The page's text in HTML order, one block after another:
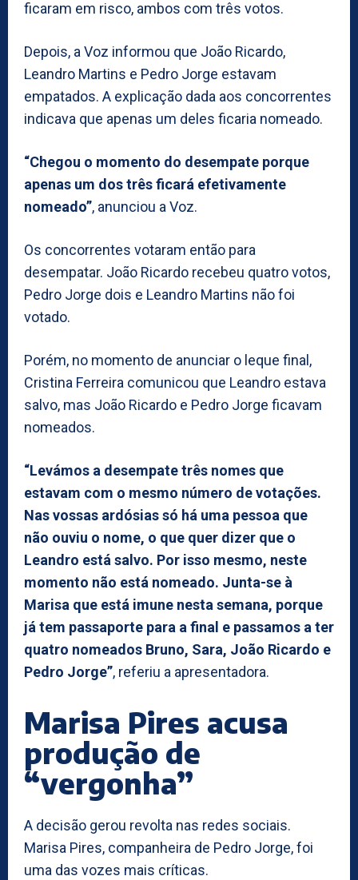
ficaram em risco, ambos com três votos.
Depois, a Voz informou que João Ricardo,
Leandro Martins e Pedro Jorge estavam
empatados. A explicação dada aos concorrentes
indicava que apenas um deles ficaria nomeado.
“Chegou o momento do desempate porque
apenas um dos três ficará efetivamente
nomeado”, anunciou a Voz.
Os concorrentes votaram então para
desempatar. João Ricardo recebeu quatro votos,
Pedro Jorge dois e Leandro Martins não foi
votado.
Porém, no momento de anunciar o leque final,
Cristina Ferreira comunicou que Leandro estava
salvo, mas João Ricardo e Pedro Jorge ficavam
nomeados.
“Levámos a desempate três nomes que
estavam com o mesmo número de votações.
Nas vossas ardósias só há uma pessoa que
não ouviu o nome, o que quer dizer que o
Leandro está salvo. Por isso mesmo, neste
momento não está nomeado. Junta-se à
Marisa que está imune nesta semana, porque
já tem passaporte para a final e passamos a ter
quatro nomeados Bruno, Sara, João Ricardo e
Pedro Jorge”, referiu a apresentadora.
Marisa Pires acusa
produção de
“vergonha”
A decisão gerou revolta nas redes sociais.
Marisa Pires, companheira de Pedro Jorge, foi
uma das vozes mais críticas.